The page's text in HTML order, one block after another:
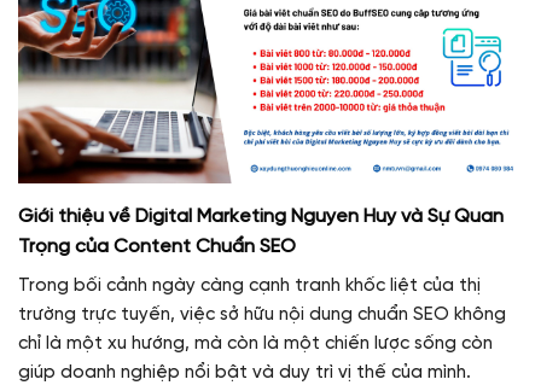
Giới thiệu về Digital Marketing Nguyen Huy và Sự Quan
Trọng của Content Chuẩn SEO
Trong bối cảnh ngày càng cạnh tranh khốc liệt của thị
trường trực tuyến, việc sở hữu nội dung chuẩn SEO không
chỉ là một xu hướng, mà còn là một chiến lược sống còn
giúp doanh nghiệp nổi bật và duy trì vị thế của mình.